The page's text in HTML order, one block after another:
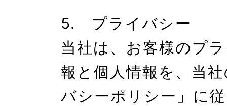
5.　プライバシー
当社は、お客様のプ
報と個人情報を、当
バシーポリシー」に